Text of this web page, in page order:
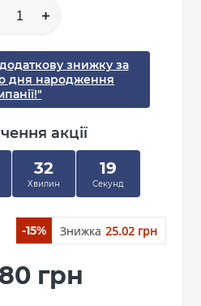
знижку за
дня народження
акції
32
Хвилин
19
Секунд
-15% Знижка 25.02 грн
грн